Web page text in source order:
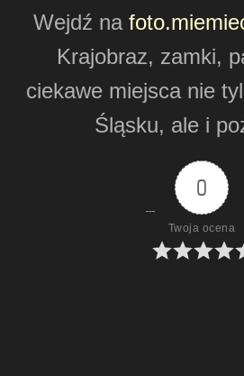
Wejdź na
Krajobraz, zamki,
ciekawe miejsca nie
Śląsku, ale i
0
Twoja ocena